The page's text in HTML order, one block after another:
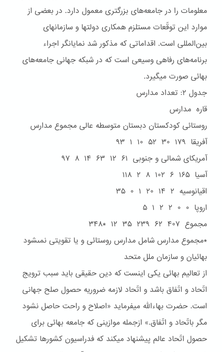
معلومات را در جامعه‌های بزرگتری معمول دارد. در بعضی از
موارد اين توقّعات مستلزم همکاری دولتها و سازمانهای
بين‌المللی است. اقداماتی که مذکور شد نمايانگر اجراء
برنامه‌های رفاهی وسيعی است که در شبکه جهانی جامعه‌های
بهائی صورت ميگيرد.
جدول ۲: تعداد مدارس
قاره مدارس
روستائى کودکستان دبستان متوسطه عالى مجموع مدارس
آفريقا ۱۷۹ ۳۰ ۵۲ ۱۰ ۱ ۹۳
آمريکاى شمالى و جنوبى ۶۱ ۱۲ ۶۳ ۱۴ ۸ ۹۷
آسيا ۱۶۵ ۶ ۱۰۲ ۸ ۲ ۱۱۸
اقيانوسيه ۲ ۱۴ ۲۰ ۱ ۰ ۳۵
اروپا ۰ ۰ ۲ ۲ ۱ ۵
مجموع ۴۰۷ ۶۲ ۲۳۹ ۳۵ ۱۲ *۳۴۸
*مجموع مدارس شامل مدارس روستائى و يا تقويتى نمىشود
بهائيان و سازمان ملل متحد
از تعاليم بهائی يکی اينست که دين حقيقی بايد سبب ترويج
اتّحاد و اتّفاق باشد و اتّحاد لازمه ضروريه حصول صلح جهانی
است. حضرت بهاءاللّه ميفرمايد «اصلاح و راحت حاصل نشود
مگر باتّحاد و اتّفاق.» ازجمله موازينی که جامعه بهائی برای
حصول اتّحاد عالم پيشنهاد ميکند که فدراسيون کشورها تشکيل